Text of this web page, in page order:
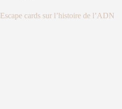
Escape cards sur l’histoire de l’ADN